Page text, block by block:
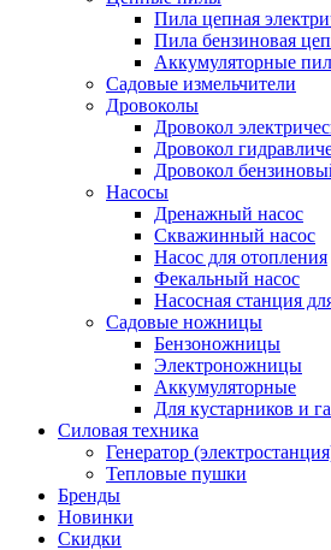
Пила цепная
Пила бензиновая
Аккумуляторные
Садовые измельчители
Дровоколы
Дровокол
Дровокол
Дровокол
Насосы
Дренажный насос
Скважинный насос
Насос для отопления
Фекальный насос
Насосная станция
Садовые ножницы
Бензоножницы
Электроножницы
Аккумуляторные
Для кустарников и
Силовая техника
Генератор
Тепловые пушки
Бренды
Новинки
Скидки